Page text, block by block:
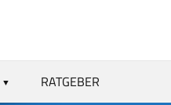
RATGEBER